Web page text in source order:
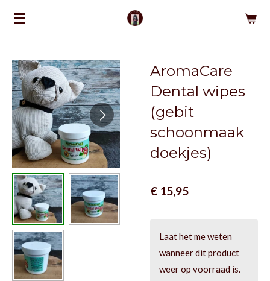
Ga
de
hoofdinhoud
AromaCare
Dental wipes
(gebit
schoonmaak
doekjes)
€ 15,95
Laat het me weten
wanneer dit product
weer op voorraad is.